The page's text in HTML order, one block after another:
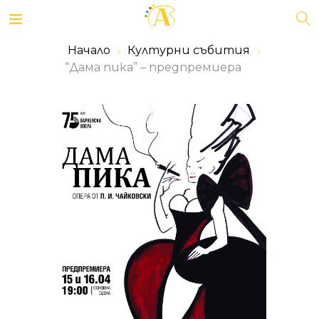
Начало
Културни събития
“Дама пика” – предпремиера